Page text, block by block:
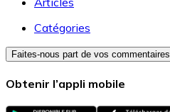
Catégories
Faites-nous part de vos commentaires
Obtenir l’appli mobile